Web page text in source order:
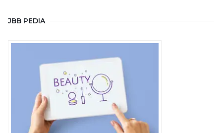
JBB PEDIA